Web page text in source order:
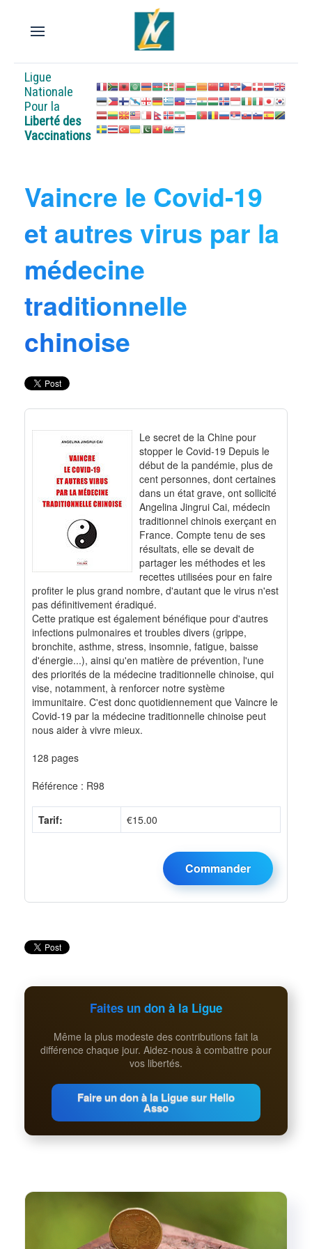
Ligue
Nationale
Pour la
Liberté des
Vaccinations
Vaincre le Covid-19
et autres virus par la
médecine
traditionnelle
chinoise
Le secret de la Chine pour
stopper le Covid-19 Depuis le
début de la pandémie, plus de
cent personnes, dont certaines
dans un état grave, ont sollicité
Angelina Jingrui Cai, médecin
traditionnel chinois exerçant en
France. Compte tenu de ses
résultats, elle se devait de
partager les méthodes et les
recettes utilisées pour en faire
profiter le plus grand nombre, d'autant que le virus n'est
pas définitivement éradiqué.
Cette pratique est également bénéfique pour d'autres
infections pulmonaires et troubles divers (grippe,
bronchite, asthme, stress, insomnie, fatigue, baisse
d'énergie...), ainsi qu'en matière de prévention, l'une
des priorités de la médecine traditionnelle chinoise, qui
vise, notamment, à renforcer notre système
immunitaire. C'est donc quotidiennement que Vaincre le
Covid-19 par la médecine traditionnelle chinoise peut
nous aider à vivre mieux.
128 pages
Référence : R98
Tarif: €15.00
Faites un don à la Ligue
Même la plus modeste des contributions fait la
différence chaque jour. Aidez-nous à combattre pour
vos libertés.
Faire un don à la Ligue sur Hello
Asso